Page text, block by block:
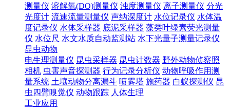
测量仪 溶解氧(DO)测量仪 浊度测量仪 离子测量仪 分光
光度计 流速流量测量仪 声纳深度计 水位记录仪 水体温
度记录仪 水体采样器 底泥采样器 藻类叶绿素荧光测量
仪 水位尺 水文水质自动监测站 水下光量子测量记录仪
昆虫动物
电生理测量仪 昆虫采样器 昆虫计数器 野外动物侦察照
相机 虫害声音探测器 行为记录分析仪 动物呼吸作用测
量系统 土壤动物分离漏斗 喷雾塔 施药器 白蚁探测仪 昆
虫四臂嗅觉仪 动物跟踪 人体生理
工业应用